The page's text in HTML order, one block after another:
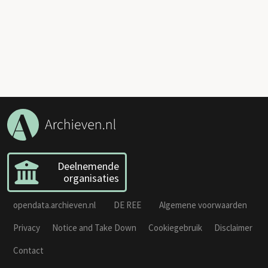
Deelnemende
organisaties
opendata.archieven.nl DE REE
Algemene voorwaarden
Privacy
Notice and Take Down Cookiegebruik
Disclaimer
Contact